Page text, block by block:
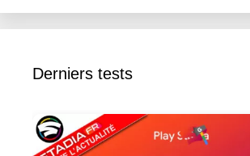
Derniers tests